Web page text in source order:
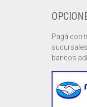
Pagá con
bancos